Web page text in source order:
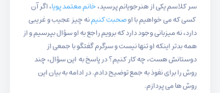
سر کلاسم یکی از هنرجویانم پرسید،خانم معتمد پویا، اگر آن
کسی که می خواهیم با اوصحبت کنیمنه چیز عجیب و غریبی
دارد، نه میزبانی وجود دارد که برویم راجع به او سؤال بپرسیم و از
همه بدتر اینکه او تنها نیست و سرگرم گفتگو با جمعی از
دوستانش هست، چه کار کنیم؟ در پاسخ به این سؤال، چند
روش را برای نفوذ به جمع توضیح دادم. در ادامه به بیان این
روش ها می پردازم.